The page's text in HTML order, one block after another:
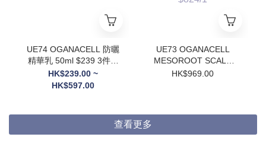
UE74 OGANACELL 防曬
精華乳 50ml $239 3件起
$199/1 買三支送6支
10ML旅行裝
HK$239.00 ~
HK$597.00
UE73 OGANACELL
MESOROOT SCALP
AMPOULE 6ml*6EA 奧
HK$969.00
查看更多